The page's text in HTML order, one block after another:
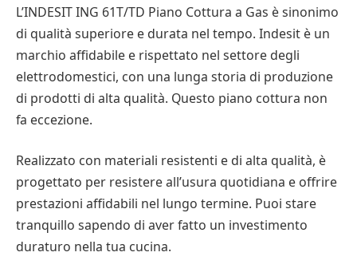
L’INDESIT ING 61T/TD Piano Cottura a Gas è sinonimo
di qualità superiore e durata nel tempo. Indesit è un
marchio affidabile e rispettato nel settore degli
elettrodomestici, con una lunga storia di produzione
di prodotti di alta qualità. Questo piano cottura non
fa eccezione.
Realizzato con materiali resistenti e di alta qualità, è
progettato per resistere all’usura quotidiana e offrire
prestazioni affidabili nel lungo termine. Puoi stare
tranquillo sapendo di aver fatto un investimento
duraturo nella tua cucina.